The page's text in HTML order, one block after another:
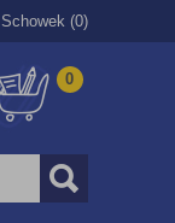
Schowek (0)
0